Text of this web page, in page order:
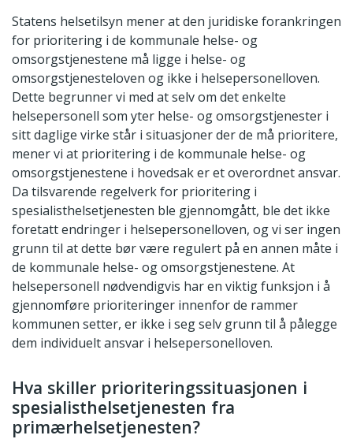
Statens helsetilsyn mener at den juridiske forankringen
for prioritering i de kommunale helse- og
omsorgstjenestene må ligge i helse- og
omsorgstjenesteloven og ikke i helsepersonelloven.
Dette begrunner vi med at selv om det enkelte
helsepersonell som yter helse- og omsorgstjenester i
sitt daglige virke står i situasjoner der de må prioritere,
mener vi at prioritering i de kommunale helse- og
omsorgstjenestene i hovedsak er et overordnet ansvar.
Da tilsvarende regelverk for prioritering i
spesialisthelsetjenesten ble gjennomgått, ble det ikke
foretatt endringer i helsepersonelloven, og vi ser ingen
grunn til at dette bør være regulert på en annen måte i
de kommunale helse- og omsorgstjenestene. At
helsepersonell nødvendigvis har en viktig funksjon i å
gjennomføre prioriteringer innenfor de rammer
kommunen setter, er ikke i seg selv grunn til å pålegge
dem individuelt ansvar i helsepersonelloven.
Hva skiller prioriteringssituasjonen i
spesialisthelsetjenesten fra
primærhelsetjenesten?